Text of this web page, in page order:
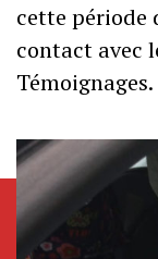
cette période
contact avec
Témoignages.